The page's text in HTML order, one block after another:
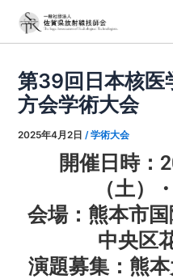
内
第39回日本核医
方会学術大会
2025年4月2日 /学術大会
開催日時：
（⼟）
会場：熊本市
中央区
演題募集：熊
Post